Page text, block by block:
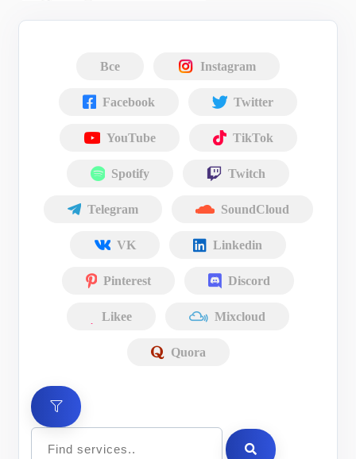
Все Instagram
Facebook Twitter
YouTube TikTok
Spotify Twitch
Telegram SoundCloud
VK Linkedin
Pinterest Discord
Likee Mixcloud
Quora